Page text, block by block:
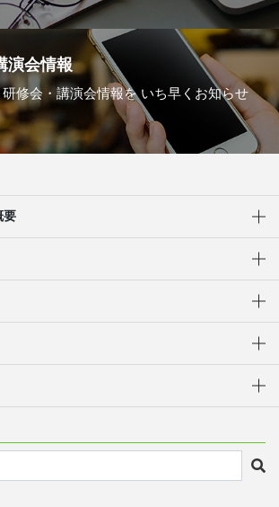
演会情報
修会・講演会情報をいち早くお知らせ
要